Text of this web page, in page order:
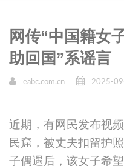
网传“中国籍女
助回国”系谣言
eabc.com.cn 2025-
近期，有网民发布视
民窟，被丈夫扣留护
子偶遇后，该女子希